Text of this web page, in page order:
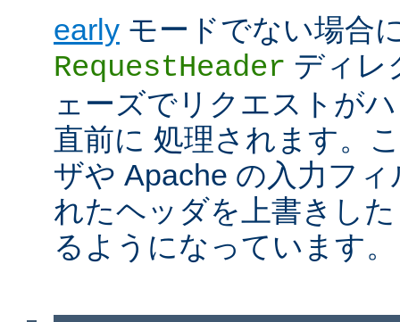
early モードでない場合
RequestHeader ディレ
ェーズでリクエストが
直前に 処理されます。
ザや Apache の入力フ
れたヘッダを上書きし
るようになっています。